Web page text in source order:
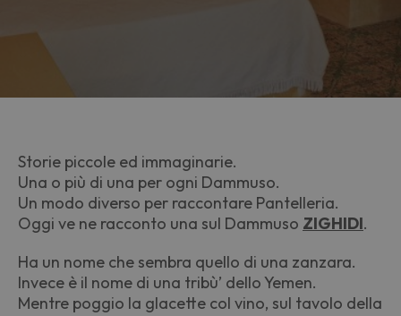
Storie piccole ed immaginarie.
Una o più di una per ogni Dammuso.
Un modo diverso per raccontare Pantelleria.
Oggi ve ne racconto una sul Dammuso ZIGHIDI.
Ha un nome che sembra quello di una zanzara.
Invece è il nome di una tribù’ dello Yemen.
Mentre poggio la glacette col vino, sul tavolo della